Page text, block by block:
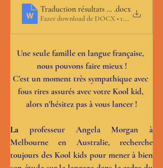
Traduction résultats études sur le
.docx
Fazer download de DOCX • 1.05MB
Une seule famille en langue française,
nous pouvons faire mieux !
C'est un moment très sympathique avec
fous rires assurés avec votre Kool kid,
alors n'hésitez pas à vous lancer !
La professeur Angela Morgan à
Melbourne en Australie, recherche
toujours des Kool kids pour mener à bien